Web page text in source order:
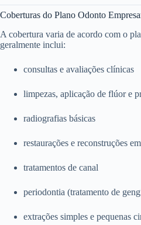
Coberturas do Plano Odonto
A cobertura varia de acordo com o
geralmente inclui:
consultas e avaliações clínicas
limpezas, aplicação de flúor e
radiografias básicas
restaurações e reconstruções
tratamentos de canal
periodontia (tratamento de
extrações simples e pequenas